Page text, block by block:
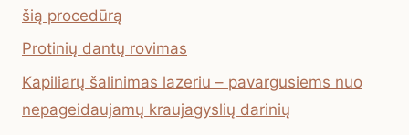
šią procedūrą
Protinių dantų rovimas
Kapiliarų šalinimas lazeriu – pavargusiems nuo
nepageidaujamų kraujagyslių darinių